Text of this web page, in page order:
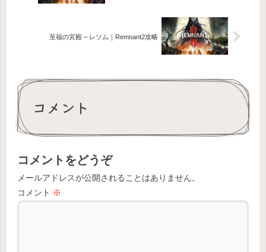
至福の宮殿 – レソム｜Remnant2攻略
コメント
コメントをどうぞ
メールアドレスが公開されることはありません。
コメント ※